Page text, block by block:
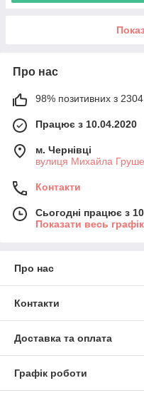
Про нас
98% позитивних з 2304
Працює з 10.04.2020
м. Чернівці
вулиця Михайла
Контакти
Сьогодні працює з
Показати весь
Про нас
Контакти
Доставка та оплата
Графік роботи